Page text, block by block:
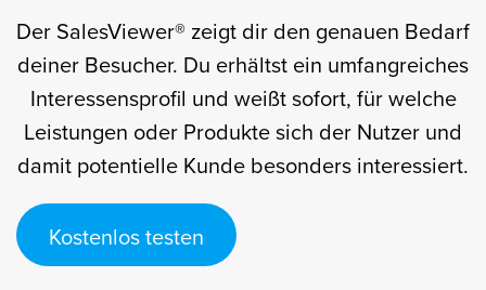
Der SalesViewer® zeigt dir den genauen Bedarf
deiner Besucher. Du erhältst ein umfangreiches
Interessensprofil und weißt sofort, für welche
Leistungen oder Produkte sich der Nutzer und
damit potentielle Kunde besonders interessiert.
Kostenlos testen